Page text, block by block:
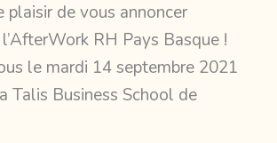
plaisir de vous annoncer
RH Pays Basque !
le mardi 14 septembre 2021
Talis Business School de